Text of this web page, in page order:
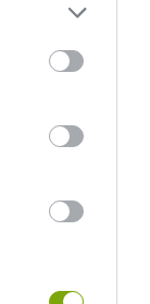
more Google
may click to
tags to
below Google
ÚJ, CSOCSÓS
HAZAI FAUNA